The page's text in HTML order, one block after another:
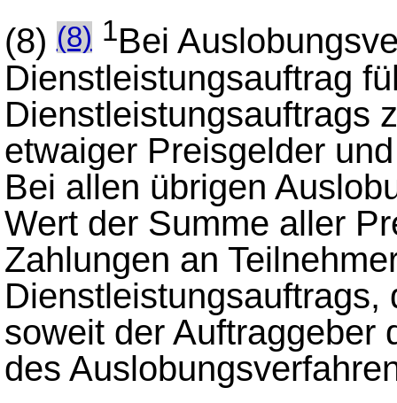
(8)(8) 1Bei
Dienstleistungsauftrag
Dienstleistungsauftrags
etwaiger Preisgelder
Bei allen übrigen
Wert der Summe aller
Zahlungen an
soweit der Auftraggeber
des